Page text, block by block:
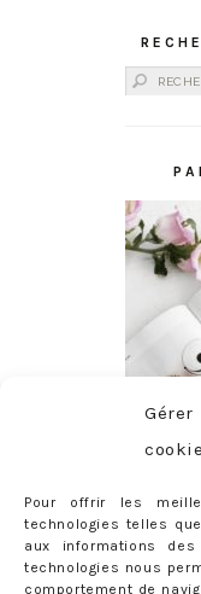
Pour offrir les
technologies telles
aux informations
technologies nous
comportement de